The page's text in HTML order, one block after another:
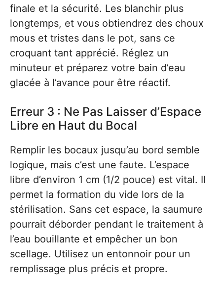
finale et la sécurité. Les blanchir plus
longtemps, et vous obtiendrez des choux
mous et tristes dans le pot, sans ce
croquant tant apprécié. Réglez un
minuteur et préparez votre bain d’eau
glacée à l’avance pour être réactif.
Erreur 3 : Ne Pas Laisser d’Espace
Libre en Haut du Bocal
Remplir les bocaux jusqu’au bord semble
logique, mais c’est une faute. L’espace
libre d’environ 1 cm (1/2 pouce) est vital. Il
permet la formation du vide lors de la
stérilisation. Sans cet espace, la saumure
pourrait déborder pendant le traitement à
l’eau bouillante et empêcher un bon
scellage. Utilisez un entonnoir pour un
remplissage plus précis et propre.